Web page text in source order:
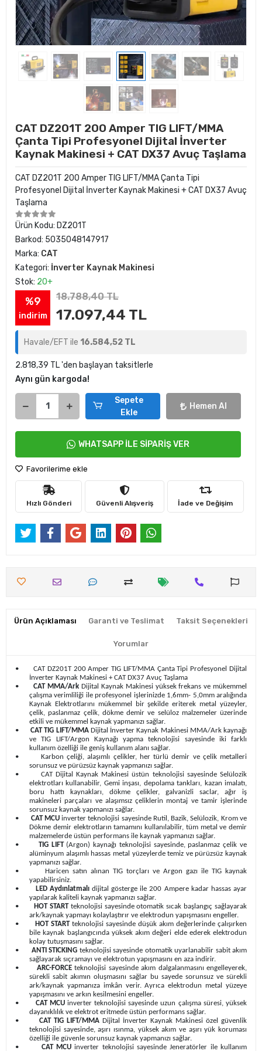
CAT DZ201T 200 Amper TIG LIFT/MMA
Çanta Tipi Profesyonel Dijital İnverter
Kaynak Makinesi + CAT DX37 Avuç Taşlama
CAT DZ201T 200 Amper TIG LIFT/MMA Çanta Tipi
Profesyonel Dijital İnverter Kaynak Makinesi + CAT DX37 Avuç
Taşlama
Ürün Kodu: DZ201T
Barkod: 5035048147917
Marka: CAT
Kategori: İnverter Kaynak Makinesi
Stok: 20+
%9
indirim
18.788,40 TL
17.097,44 TL
Havale/EFT ile 16.584,52 TL
2.818,39 TL 'den başlayan taksitlerle
Aynı gün kargoda!
Sepete
Ekle
Hemen Al
WHATSAPP İLE SİPARİŞ VER
Favorilerime ekle
Hızlı Gönderi Güvenli Alışveriş İade ve Değişim
Ürün Açıklaması Garanti ve Teslimat Taksit Seçenekleri
Yorumlar
•
CAT DZ201T 200 Amper TIG LIFT/MMA Çanta Tipi Profesyonel Dijital
İnverter Kaynak Makinesi + CAT DX37 Avuç Taşlama
•
CAT MMA/Ark Dijital Kaynak Makinesi yüksek frekans ve mükemmel
çalışma verimliliği ile profesyonel işlerinizde 1,6mm- 5,0mm aralığında
Kaynak Elektrotlarını mükemmel bir şekilde eriterek metal yüzeyler,
çelik, paslanmaz çelik, dökme demir ve selüloz malzemeler üzerinde
etkili ve mükemmel kaynak yapmanızı sağlar.
•
CAT TIG LIFT/MMADijital İnverter Kaynak Makinesi MMA/Ark kaynağı
ve TIG LIFT/Argon Kaynağı yapma teknolojisi sayesinde iki farklı
kullanım özelliği ile geniş kullanım alanı sağlar.
•
Karbon çeliği, alaşımlı çelikler, her türlü demir ve çelik metalleri
sorunsuz ve pürüzsüz kaynak yapmanızı sağlar.
•
CAT Dijital Kaynak Makinesi üstün teknolojisi sayesinde Selülozik
elektrotları kullanabilir, Gemi inşası, depolama tankları, kazan imalatı,
boru hattı kaynakları, dökme çelikler, galvanizli saclar, ağır iş
makineleri parçaları ve alaşımsız çeliklerin montaj ve tamir işlerinde
sorunsuz kaynak yapmanızı sağlar.
•
CAT MCUinverter teknolojisi sayesinde Rutil, Bazik, Selülozik, Krom ve
Dökme demir elektrotların tamamını kullanılabilir, tüm metal ve demir
malzemelerde üstün performans ile kaynak yapmanızı sağlar.
•
TIG LIFT(Argon) kaynağı teknolojisi sayesinde, paslanmaz çelik ve
alüminyum alaşımlı hassas metal yüzeylerde temiz ve pürüzsüz kaynak
yapmanızı sağlar.
•
Haricen satın alınan TIG torçları ve Argon gazı ile TIG kaynak
yapabilirsiniz.
•
LED Aydınlatmalıdijital gösterge ile 200 Ampere kadar hassas ayar
yapılarak kaliteli kaynak yapmanızı sağlar.
•
HOT STARTteknolojisi sayesinde otomatik sıcak başlangıç sağlayarak
ark/kaynak yapmayı kolaylaştırır ve elektrodun yapışmasını engeller.
•
HOT STARTteknolojisi sayesinde düşük akım değerlerinde çalışırken
bile kaynak başlangıcında yüksek akım değeri elde ederek elektrodun
kolay tutuşmasını sağlar.
•
ANTI STICKING teknolojisi sayesinde otomatik uyarlanabilir sabit akım
sağlayarak sıçramayı ve elektrotun yapışmasını en aza indirir.
•
ARC-FORCEteknolojisi sayesinde akım dalgalanmasını engelleyerek,
sürekli sabit akımın oluşmasını sağlar bu sayede sorunsuz ve sürekli
ark/kaynak yapmanıza imkân verir. Ayrıca elektrodun metal yüzeye
yapışmasını ve arkın kesilmesini engeller.
•
CAT MCUinverter teknolojisi sayesinde uzun çalışma süresi, yüksek
dayanıklılık ve elektrot eritmede üstün performans sağlar.
•
CAT TIG LIFT/MMA Dijital İnverter Kaynak Makinesi özel güvenlik
teknolojisi sayesinde, aşırı ısınma, yüksek akım ve aşırı yük koruması
özelliği ile güvenle sorunsuz kaynak yapmanızı sağlar.
•
CAT MCU inverter teknolojisi sayesinde Jeneratörler ile kullanım